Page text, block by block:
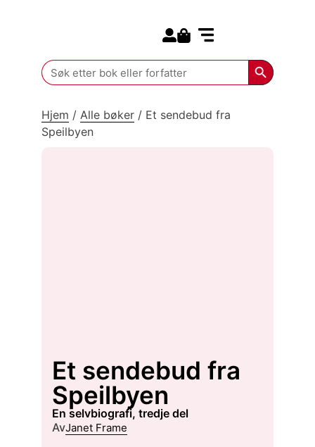
Search
for:
Search
Hjem / Alle bøker / Et sendebud fra
Speilbyen
Et sendebud fra
Speilbyen
en selvbiografi, tredje del
AvJanet Frame